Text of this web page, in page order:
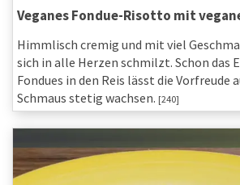
Veganes Fondue-Risotto mit
Himmlisch cremig und mit viel
sich in alle Herzen schmilzt. Schon das
Fondues in den Reis lässt die Vorfreude
Schmaus stetig wachsen. [240]